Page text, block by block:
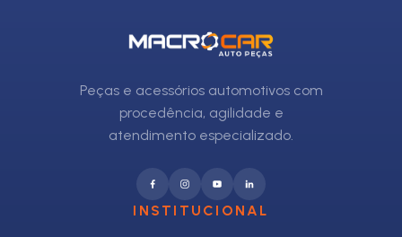
Peças e acessórios automotivos com
procedência, agilidade e
atendimento especializado.
INSTITUCIONAL